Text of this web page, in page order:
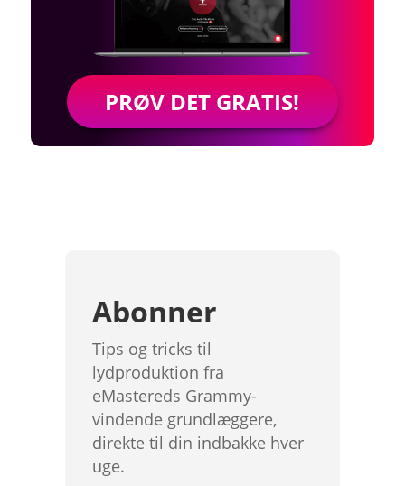
PRØV DET GRATIS!
Abonner
Tips og tricks til
lydproduktion fra
eMastereds Grammy-
vindende grundlæggere,
direkte til din indbakke hver
uge.